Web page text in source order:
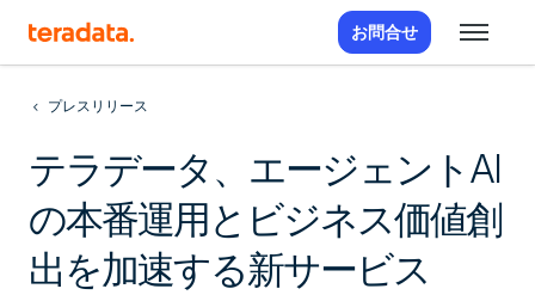
お問合せ
プレスリリース
テラデータ、エージェントAI
の本番運用とビジネス価値創
出を加速する新サービス